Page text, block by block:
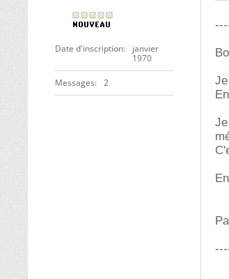
Date d'inscription
janvier
1970
Messages 2